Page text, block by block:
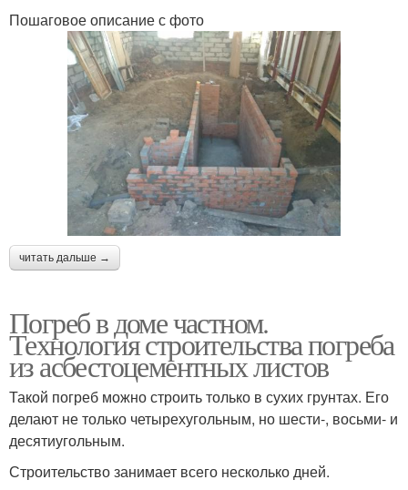
Пошаговое описание с фото
читать дальше →
Погреб в доме частном.
Технология строительства погреба
из асбестоцементных листов
Такой погреб можно строить только в сухих грунтах. Его
делают не только четырехугольным, но шести-, восьми- и
десятиугольным.
Строительство занимает всего несколько дней.